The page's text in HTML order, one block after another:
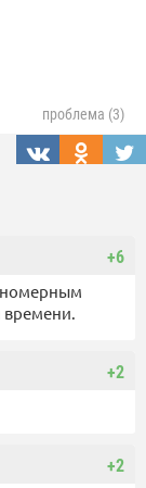
проблема (3)
+6
времени.
+2
+2